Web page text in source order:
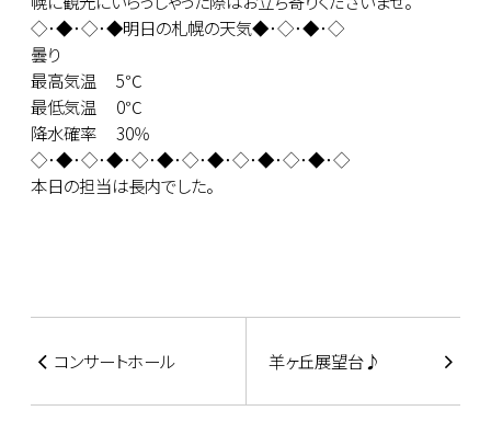
◇･◆･◇･◆明日の札幌の天気◆･◇･◆･◇
曇り
最高気温 5℃
最低気温 0℃
降水確率 30％
◇･◆･◇･◆･◇･◆･◇･◆･◇･◆･◇･◆･◇
本日の担当は長内でした。
コンサートホール 羊ヶ丘展望台♪